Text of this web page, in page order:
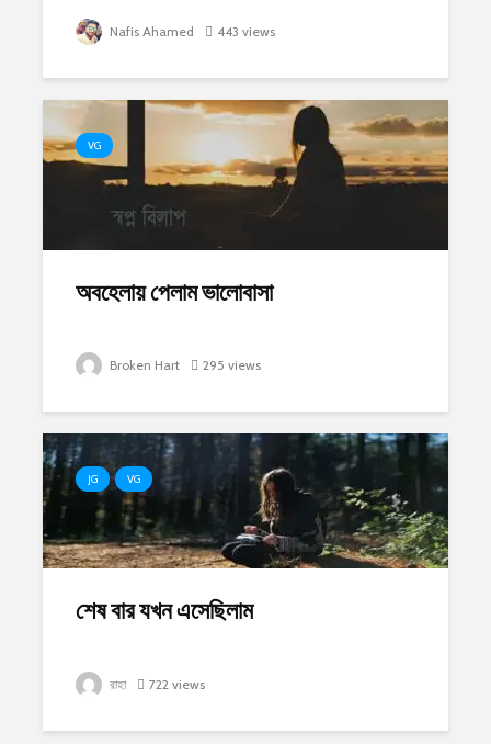
Nafis Ahamed 443 views
VG
অবহেলায় পেলাম ভালোবাসা
Broken Hart 295 views
JG VG
শেষ বার যখন এসেছিলাম
রাহা 722 views